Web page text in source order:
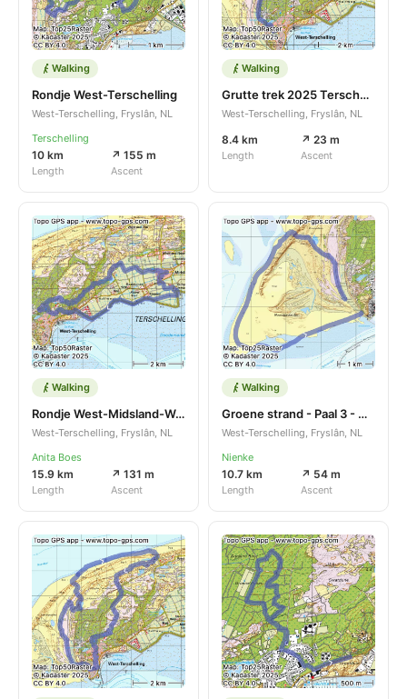
Walking
Rondje West-Terschelling
West-Terschelling, Fryslân, NL
Terschelling
10 km
Length
↗ 155 m
Ascent
Walking
Grutte trek 2025 Terschelling
West-Terschelling, Fryslân, NL
8.4 km
Length
↗ 23 m
Ascent
Walking
Rondje West-Midsland-West 20250810
West-Terschelling, Fryslân, NL
Anita Boes
15.9 km
Length
↗ 131 m
Ascent
Walking
Groene strand - Paal 3 - Groene Strand
West-Terschelling, Fryslân, NL
Nienke
10.7 km
Length
↗ 54 m
Ascent